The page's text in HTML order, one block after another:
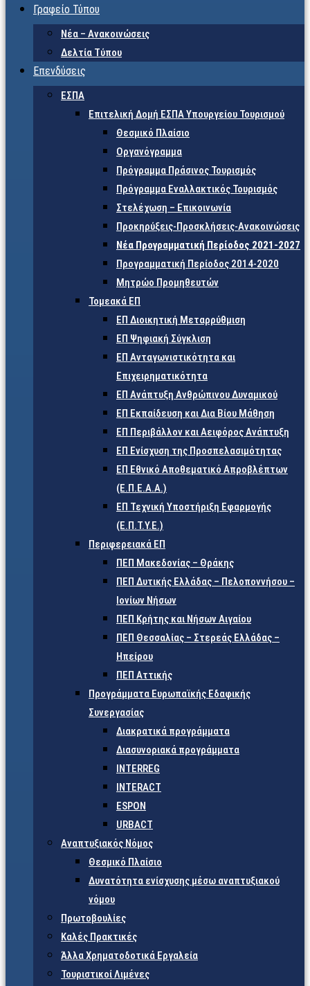
Γραφείο Τύπου
Νέα – Ανακοινώσεις
Δελτία Τύπου
Επενδύσεις
ΕΣΠΑ
Επιτελική Δομή ΕΣΠΑ Υπουργείου Τουρισμού
Θεσμικό Πλαίσιο
Οργανόγραμμα
Πρόγραμμα Πράσινος Τουρισμός
Πρόγραμμα Εναλλακτικός Τουρισμός
Στελέχωση – Επικοινωνία
Προκηρύξεις-Προσκλήσεις-Ανακοινώσεις
Νέα Προγραμματική Περίοδος 2021-2027
Προγραμματική Περίοδος 2014-2020
Μητρώο Προμηθευτών
Τομεακά ΕΠ
ΕΠ Διοικητική Μεταρρύθμιση
ΕΠ Ψηφιακή Σύγκλιση
ΕΠ Ανταγωνιστικότητα και
Επιχειρηματικότητα
ΕΠ Ανάπτυξη Ανθρώπινου Δυναμικού
ΕΠ Εκπαίδευση και Δια Βίου Μάθηση
ΕΠ Περιβάλλον και Αειφόρος Ανάπτυξη
ΕΠ Ενίσχυση της Προσπελασιμότητας
ΕΠ Εθνικό Αποθεματικό Απροβλέπτων
(Ε.Π.Ε.Α.Α.)
ΕΠ Τεχνική Υποστήριξη Εφαρμογής
(Ε.Π.Τ.Υ.Ε.)
Περιφερειακά ΕΠ
ΠΕΠ Μακεδονίας – Θράκης
ΠΕΠ Δυτικής Ελλάδας – Πελοποννήσου –
Ιονίων Νήσων
ΠΕΠ Κρήτης και Νήσων Αιγαίου
ΠΕΠ Θεσσαλίας – Στερεάς Ελλάδας –
Ηπείρου
ΠΕΠ Αττικής
Προγράμματα Ευρωπαϊκής Εδαφικής
Συνεργασίας
Διακρατικά προγράμματα
Διασυνοριακά προγράμματα
INTERREG
INTERACT
ESPON
URBACT
Αναπτυξιακός Νόμος
Θεσμικό Πλαίσιο
Δυνατότητα ενίσχυσης μέσω αναπτυξιακού
νόμου
Πρωτοβουλίες
Καλές Πρακτικές
Άλλα Χρηματοδοτικά Εργαλεία
Τουριστικοί Λιμένες